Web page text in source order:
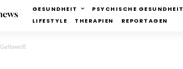
GESUNDHEIT PSYCHISCHE GESUNDHEIT
LIFESTYLE
THERAPIEN REPORTAGEN
Gelbweiß